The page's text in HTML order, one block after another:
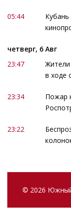
05:44
четверг, 6 Авг
23:47
в ходе
23:34
Пожар
23:22
© 2026